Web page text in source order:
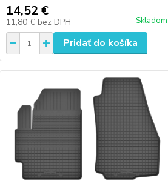
14,52 €
11,80 € bez DPH Skladom
Pridať do košíka